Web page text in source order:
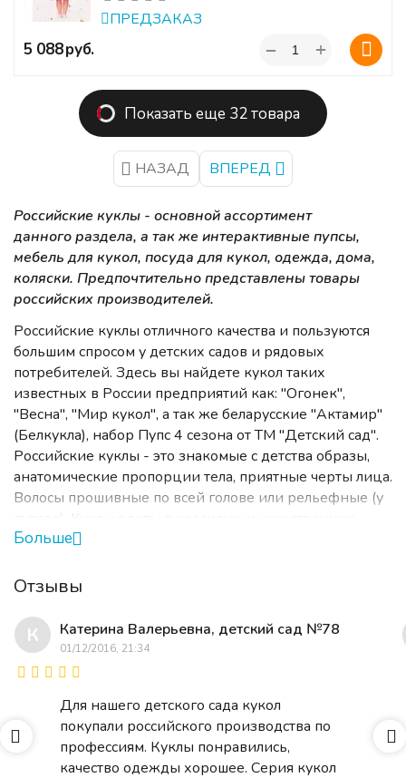
Российские куклы - основной ассортимент
данного раздела, а так же интерактивные пупсы,
мебель для кукол, посуда для кукол, одежда, дома,
коляски. Предпочтительно представлены товары
российских производителей.
Российские куклы отличного качества и пользуются
большим спросом у детских садов и рядовых
потребителей. Здесь вы найдете кукол таких
известных в России предприятий как: "Огонек",
"Весна", "Мир кукол", а так же беларусские "Актамир"
(Белкукла), набор Пупс 4 сезона от ТМ "Детский сад".
Российские куклы - это знакомые с детства образы,
анатомические пропорции тела, приятные черты лица.
Волосы прошивные по всей голове или рельефные (у
пупсов). Куклы одеты в красивую и качественную
одежду, нарядные, у каждой свой неповторимый
Российские куклы для детских садов и дома! Почему у
нас покупают кукол: низкие цены, быстрая доставка,
скидки для оптовых покупателей, доставка во все
регионы России. Мы гарантируем качество:
обмениваем брак или возвращаем деньги, даже если
вам не понравилась кукла - вы можете ее вернуть.
Если нет куклы, которую вы хотите приобрести вы
можете оформить предзаказ, позвонив нам по
телефону или прислав свою заявку к нам на почту.
Больше
ПРЕДЗАКАЗ
‍5 088‍руб. +
−
Показать еще 32 товара
НАЗАД ВПЕРЕД
Отзывы
К
Катерина Валерьевна, детский сад №78
01/12/2016, 21:34
Для нашего детского сада кукол
покупали российского производства по
профессиям. Куклы понравились,
качество одежды хорошее. Серия кукол